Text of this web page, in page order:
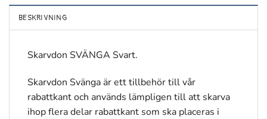
BESKRIVNING
Skarvdon SVÄNGA Svart.
Skarvdon Svänga är ett tillbehör till vår
rabattkant och används lämpligen till att skarva
ihop flera delar rabattkant som ska placeras i